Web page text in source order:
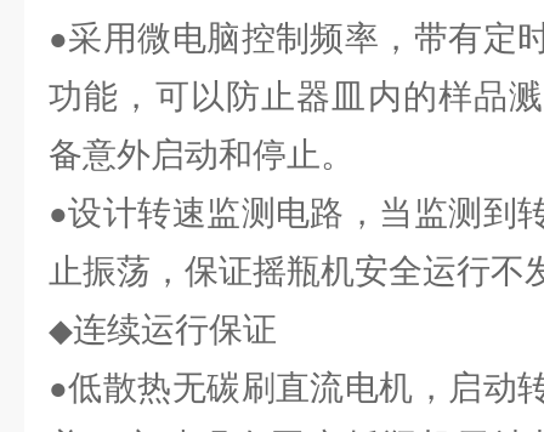
●采用微电脑控制频率，带有定
功能，可以防止器皿内的样品
备意外启动和停止。
●设计转速监测电路，当监测到
止振荡，保证摇瓶机安全运行不
◆连续运行保证
●低散热无碳刷直流电机，启动